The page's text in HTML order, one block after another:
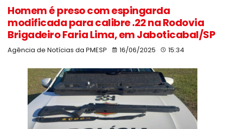
Homem é preso com espingarda
modificada para calibre .22 na Rodovia
Brigadeiro Faria Lima, em Jaboticabal/SP
Agência de Notícias da PMESP 16/06/2025 15:34